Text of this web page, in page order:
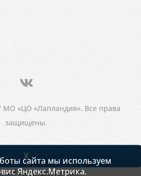
«ЦО «Лапландия». Все права
защищены.
сайта мы используем
Яндекс.Метрика.
X
Напишите нам!